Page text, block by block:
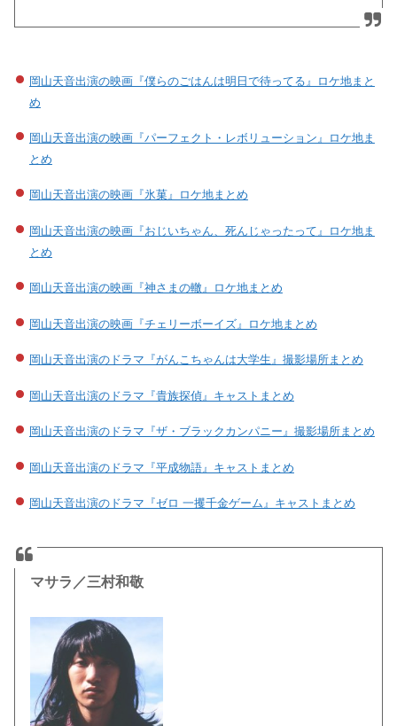
岡山天音出演の映画『僕らのごはんは明日で待ってる』ロケ地まと
め
岡山天音出演の映画『パーフェクト・レボリューション』ロケ地ま
とめ
岡山天音出演の映画『氷菓』ロケ地まとめ
岡山天音出演の映画『おじいちゃん、死んじゃったって』ロケ地ま
とめ
岡山天音出演の映画『神さまの轍』ロケ地まとめ
岡山天音出演の映画『チェリーボーイズ』ロケ地まとめ
岡山天音出演のドラマ『がんこちゃんは大学生』撮影場所まとめ
岡山天音出演のドラマ『貴族探偵』キャストまとめ
岡山天音出演のドラマ『ザ・ブラックカンパニー』撮影場所まとめ
岡山天音出演のドラマ『平成物語』キャストまとめ
岡山天音出演のドラマ『ゼロ 一攫千金ゲーム』キャストまとめ
マサラ／三村和敬